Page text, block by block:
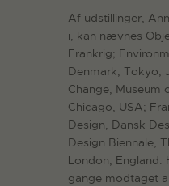
Af udstillinger,
i, kan nævnes
Frankrig;
Denmark, Tokyo,
Change, Museum
Chicago, USA;
Design, Dansk
Design Biennale,
London, England.
gange modtaget